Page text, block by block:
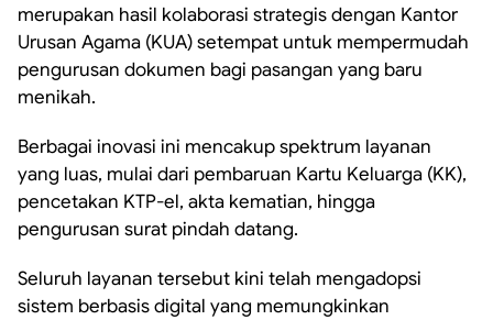
merupakan hasil kolaborasi strategis dengan Kantor
Urusan Agama (KUA) setempat untuk mempermudah
pengurusan dokumen bagi pasangan yang baru
menikah.
Berbagai inovasi ini mencakup spektrum layanan
yang luas, mulai dari pembaruan Kartu Keluarga (KK),
pencetakan KTP-el, akta kematian, hingga
pengurusan surat pindah datang.
Seluruh layanan tersebut kini telah mengadopsi
sistem berbasis digital yang memungkinkan